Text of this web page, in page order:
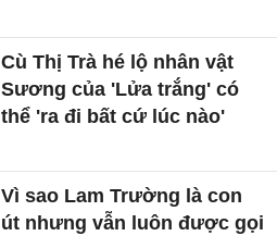
Cù Thị Trà hé lộ nhân vật
Sương của 'Lửa trắng' có
thể 'ra đi bất cứ lúc nào'
Vì sao Lam Trường là con
út nhưng vẫn luôn được gọi